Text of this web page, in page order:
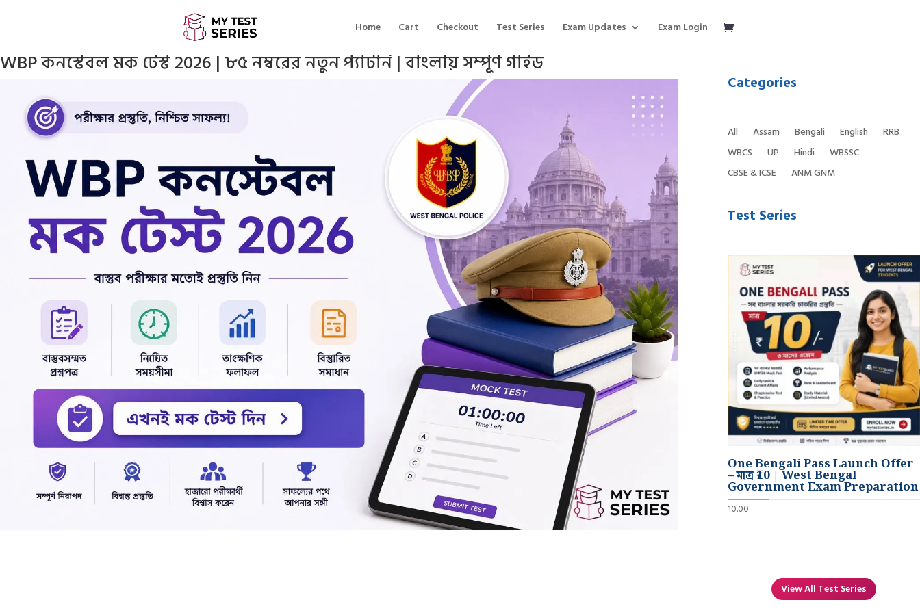
Home Cart Checkout Test Series Exam Updates Exam Login
WBP কনস্টেবল মক টেস্ট 2026 | ৮৫ নম্বরের নতুন প্যাটার্ন | বাংলায় সম্পূর্ণ গাইড
Categories
All Assam Bengali English
RRB
WBCS
UP Hindi
WBSSC
CBSE & ICSE
ANM GNM
Test Series
One Bengali Pass Launch Offer
– মাত্র ₹10 | West Bengal
Government Exam Preparation
10.00
View All Test Series